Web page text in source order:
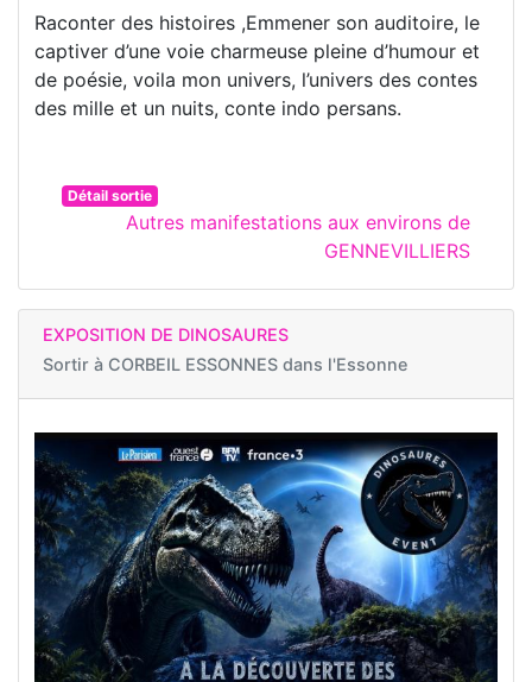
Raconter des histoires ,Emmener son auditoire, le
captiver d’une voie charmeuse pleine d’humour et
de poésie, voila mon univers, l’univers des contes
des mille et un nuits, conte indo persans.
Détail sortie
Autres manifestations aux environs de
GENNEVILLIERS
EXPOSITION DE DINOSAURES
Sortir à CORBEIL ESSONNES dans l'Essonne